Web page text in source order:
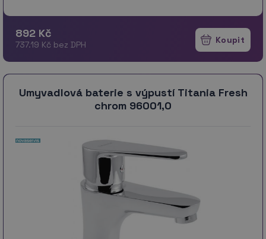
892 Kč
737.19 Kč bez DPH
Umyvadlová baterie s výpustí Titania Fresh
chrom 96001,0